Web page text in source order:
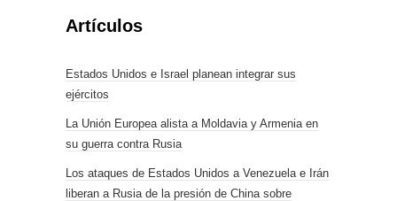
Artículos
Estados Unidos e Israel planean integrar sus
ejércitos
La Unión Europea alista a Moldavia y Armenia en
su guerra contra Rusia
Los ataques de Estados Unidos a Venezuela e Irán
liberan a Rusia de la presión de China sobre